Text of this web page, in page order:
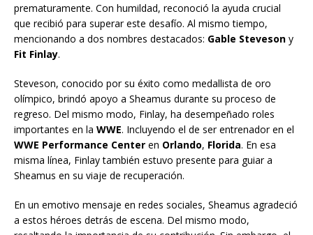
prematuramente. Con humildad, reconoció la ayuda crucial
que recibió para superar este desafío. Al mismo tiempo,
mencionando a dos nombres destacados: Gable Steveson y
Fit Finlay.
Steveson, conocido por su éxito como medallista de oro
olímpico, brindó apoyo a Sheamus durante su proceso de
regreso. Del mismo modo, Finlay, ha desempeñado roles
importantes en la WWE. Incluyendo el de ser entrenador en el
WWE Performance Center en Orlando, Florida. En esa
misma línea, Finlay también estuvo presente para guiar a
Sheamus en su viaje de recuperación.
En un emotivo mensaje en redes sociales, Sheamus agradeció
a estos héroes detrás de escena. Del mismo modo,